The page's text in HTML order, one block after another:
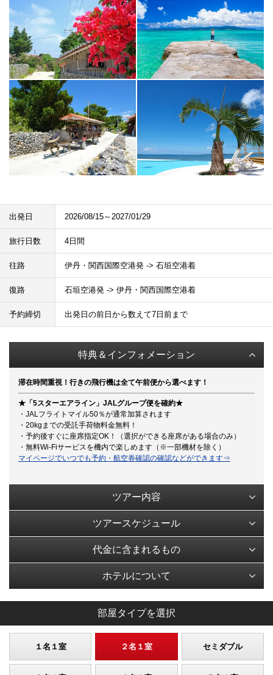
出発日 2026/08/15～2027/01/29
旅行日数 4日間
往路 伊丹・関西国際空港発 -> 石垣空港着
復路 石垣空港発 -> 伊丹・関西国際空港着
予約締切 出発日の前日から数えて7日前まで
特典＆インフォメーション
滞在時間重視！行きの飛行機は全て午前便から選べます！
★「5スターエアライン」JALグループ便を確約★
・JALフライトマイル50％が通常加算されます
・20kgまでの受託手荷物料金無料！
・予約後すぐに座席指定OK！（選択ができる座席がある場合のみ）
・無料Wi-Fiサービスを機内で楽しめます（※一部機材を除く）
マイページでいつでも予約・航空券確認の確認などができます⇒
ツアー内容
ツアースケジュール
代金に含まれるもの
ホテルについて
部屋タイプを選択
１名１室 ２名１室 セミダブル